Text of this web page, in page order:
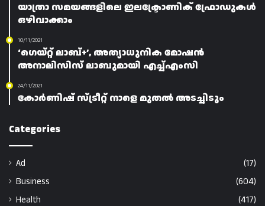
യാത്രാ സമയങ്ങളിലെ ഇലക്ട്രോണിക് ഫ്രോഡുകൾ
ഒഴിവാക്കാം
10/11/2021
‘ഗെയ്റ്റ് ലാബ്+’, അത്യാധുനിക മോഷൻ
അനാലിസിസ് ലാബുമായി എച്ച്എംസി
24/11/2021
കോർണിഷ് സ്ട്രീറ്റ് നാളെ മുതൽ അടച്ചിടും
Categories
Ad
(17)
Business
(604)
Health
(417)